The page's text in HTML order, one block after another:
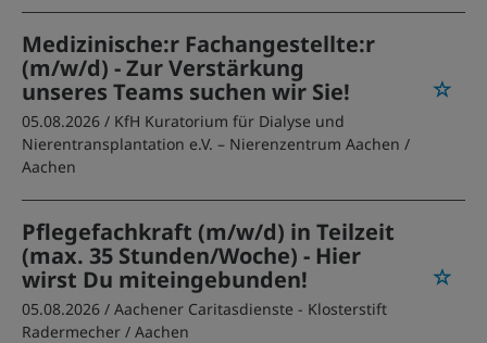
Medizinische:r Fachangestellte:r
(m/w/d) - Zur Verstärkung
unseres Teams suchen wir Sie!
05.08.2026 / KfH Kuratorium für Dialyse und
Nierentransplantation e.V. – Nierenzentrum Aachen /
Aachen
Pflegefachkraft (m/w/d) in Teilzeit
(max. 35 Stunden/Woche) - Hier
wirst Du miteingebunden!
05.08.2026 / Aachener Caritasdienste - Klosterstift
Radermecher / Aachen